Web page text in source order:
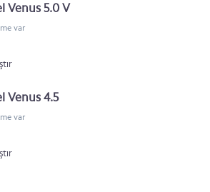
Venus 5.0 V
var
Venus 4.5
var